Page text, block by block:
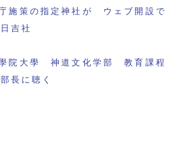
施策の指定神社が ウェブ開設で
吉社
院大學 神道文化学部 教育課程
長に聴く